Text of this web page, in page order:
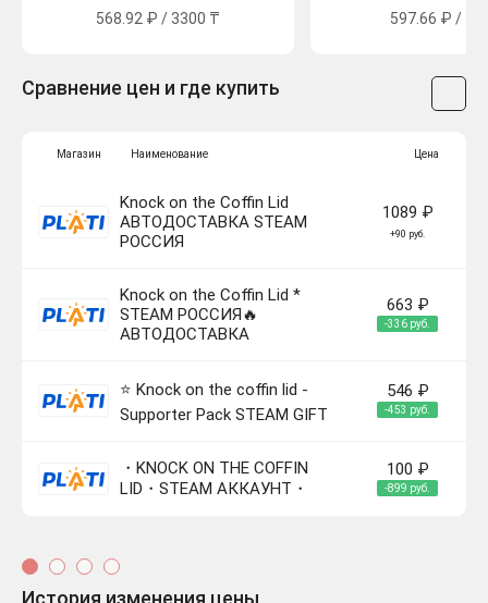
568.92 ₽ / 3300 ₸ 597.66 ₽ /
Сравнение цен и где купить
Магазин Наименование Цена
Knock on the Coffin Lid
АВТОДОСТАВКА STEAM
РОССИЯ
1089 ₽
+90 руб.
Knock on the Coffin Lid *
STEAM РОССИЯ🔥
АВТОДОСТАВКА
663 ₽
-336 руб.
⭐️ Knock on the coffin lid -
Supporter Pack STEAM GIFT
546 ₽
-453 руб.
・KNOCK ON THE COFFIN
LID・STEAM АККАУНТ・
100 ₽
-899 руб.
История изменения цены